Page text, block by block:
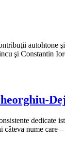
şi Constantin
dedicate
nume care